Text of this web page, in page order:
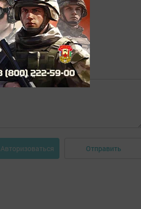
Авторизоваться Отправить